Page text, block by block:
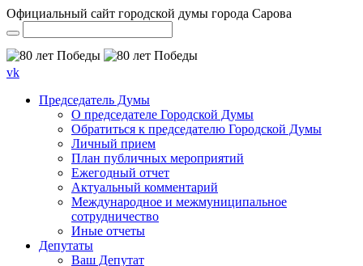
Официальный сайт городской думы города Сарова
vk
Председатель Думы
О председателе Городской Думы
Обратиться к председателю Городской Думы
Личный прием
План публичных мероприятий
Ежегодный отчет
Актуальный комментарий
Международное и межмуниципальное
сотрудничество
Иные отчеты
Депутаты
Ваш Депутат